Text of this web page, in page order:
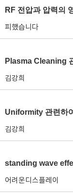
RF 전압과 압력의
피했습니다
Plasma Cleaning
김강희
Uniformity 관련하
김강희
어려운디스플레이